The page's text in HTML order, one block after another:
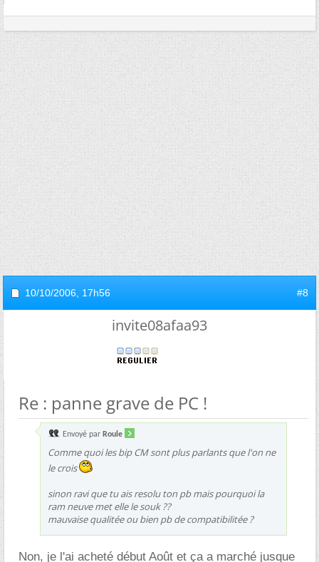
10/10/2006, 17h56 #8
invite08afaa93
Re : panne grave de PC !
Envoyé par Roule
Comme quoi les bip CM sont plus parlants que l'on ne
le crois
sinon ravi que tu ais resolu ton pb mais pourquoi la
ram neuve met elle le souk ??
mauvaise qualitée ou bien pb de compatibilitée ?
Non, je l'ai acheté début Août et ça a marché jusque